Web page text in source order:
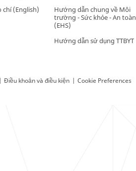
chí (English)
Hướng dẫn chung về Môi
trường - Sức khỏe - An toàn
(EHS)
Hướng dẫn sử dụng TTBYT
| Điều khoản và điều kiện | Cookie Preferences